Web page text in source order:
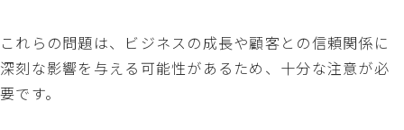
これらの問題は、ビジネスの成長や顧客との信頼関係に
深刻な影響を与える可能性があるため、十分な注意が必
要です。